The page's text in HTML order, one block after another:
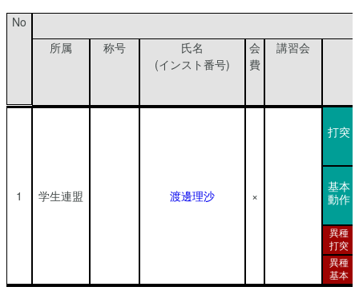
No
所属
称号
氏名
(インスト番号)
会
費
講習会
1 学生連盟 渡邊理沙 ×
打突
基本
動作
異種
打突
異種
基本